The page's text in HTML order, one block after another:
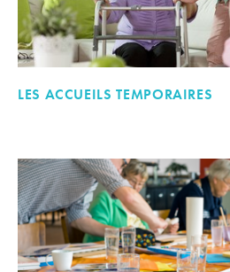
LES ACCUEILS TEMPORAIRES